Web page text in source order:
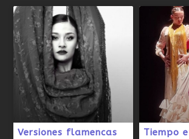
Versiones flamencas Tiempo